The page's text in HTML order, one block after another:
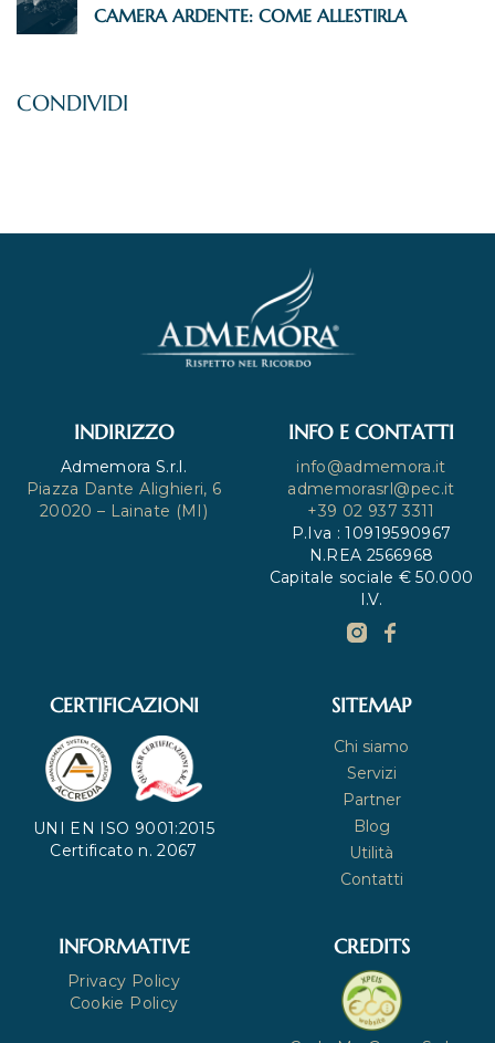
CAMERA ARDENTE: COME ALLESTIRLA
INDIRIZZO
Admemora S.r.l.
Piazza Dante Alighieri, 6
20020 – Lainate (MI)
INFO E CONTATTI
info@admemora.it
admemorasrl@pec.it
+39 02 937 3311
P.Iva : 10919590967
N.REA 2566968
Capitale sociale € 50.000
I.V.
CERTIFICAZIONI
UNI EN ISO 9001:2015
Certificato n. 2067
SITEMAP
Chi siamo
Servizi
Partner
Blog
Utilità
Contatti
INFORMATIVE
Privacy Policy
Cookie Policy
CREDITS